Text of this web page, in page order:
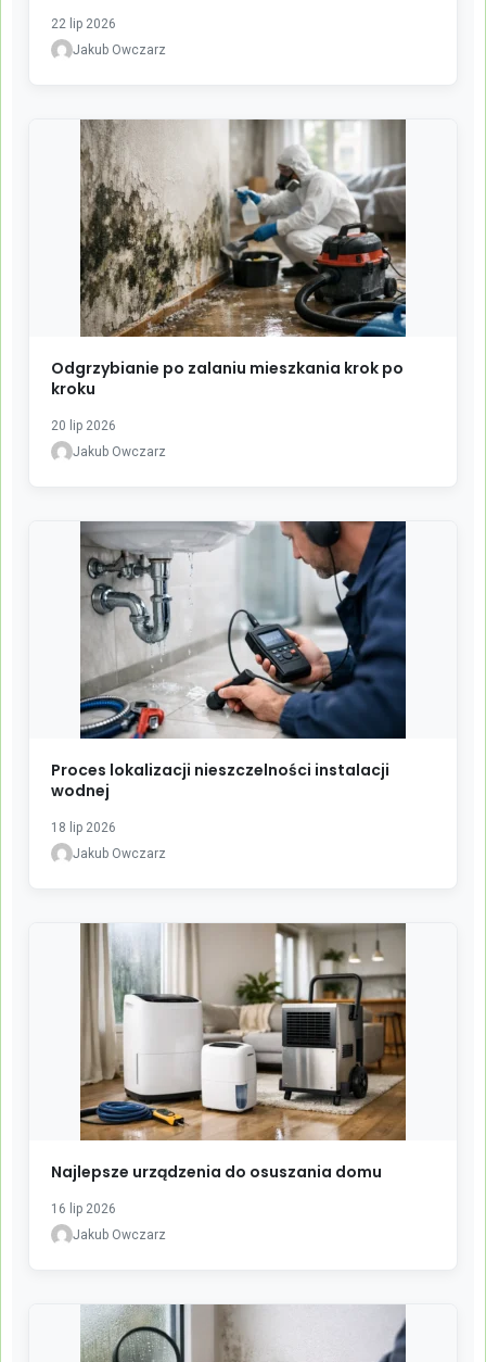
22 lip 2026
Jakub Owczarz
Odgrzybianie po zalaniu mieszkania krok po
kroku
20 lip 2026
Jakub Owczarz
Proces lokalizacji nieszczelności instalacji
wodnej
18 lip 2026
Jakub Owczarz
Najlepsze urządzenia do osuszania domu
16 lip 2026
Jakub Owczarz